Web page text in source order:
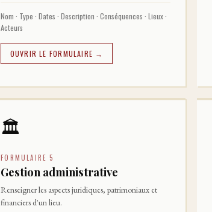
Nom · Type · Dates · Description · Conséquences · Lieux ·
Acteurs
OUVRIR LE FORMULAIRE →
🏛
FORMULAIRE 5
Gestion administrative
Renseigner les aspects juridiques, patrimoniaux et
financiers d'un lieu.